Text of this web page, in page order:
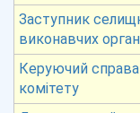
Заступник
виконавчих
Керуючий
комітету